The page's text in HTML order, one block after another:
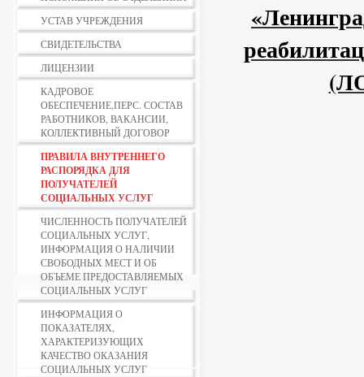
УСТАВ УЧРЕЖДЕНИЯ
СВИДЕТЕЛЬСТВА
ЛИЦЕНЗИИ
КАДРОВОЕ
ОБЕСПЕЧЕНИЕ,ПЕРС. СОСТАВ
РАБОТНИКОВ, ВАКАНСИИ,
КОЛЛЕКТИВНЫЙ ДОГОВОР
ПРАВИЛА ВНУТРЕННЕГО
РАСПОРЯДКА ДЛЯ
ПОЛУЧАТЕЛЕЙ
СОЦИАЛЬНЫХ УСЛУГ
ЧИСЛЕННОСТЬ ПОЛУЧАТЕЛЕЙ
СОЦИАЛЬНЫХ УСЛУГ,
ИНФОРМАЦИЯ О НАЛИЧИИ
СВОБОДНЫХ МЕСТ И ОБ
ОБЪЕМЕ ПРЕДОСТАВЛЯЕМЫХ
СОЦИАЛЬНЫХ УСЛУГ
ИНФОРМАЦИЯ О
ПОКАЗАТЕЛЯХ,
ХАРАКТЕРИЗУЮЩИХ
КАЧЕСТВО ОКАЗАНИЯ
СОЦИАЛЬНЫХ УСЛУГ